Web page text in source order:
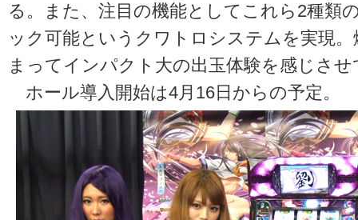
る。また、注目の機能としてこれら2種類
ック可能というクワトロシステムを実現
まってインパクト大の出玉体験を感じさ
ホール導入開始は4月16日からの予定。